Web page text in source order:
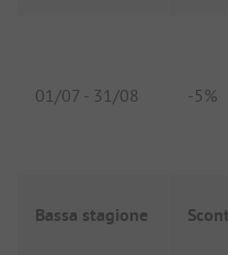
01/07 - 31/08 -5%
Bassa stagione